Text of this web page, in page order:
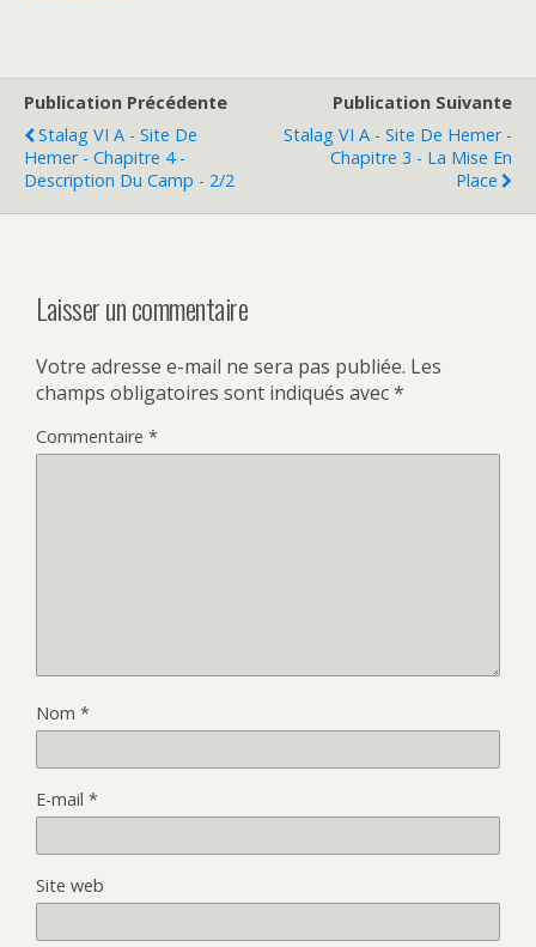
Publication Précédente
Stalag VI A - Site De
Hemer - Chapitre 4 -
Description Du Camp - 2/2
Publication Suivante
Stalag VI A - Site De Hemer -
Chapitre 3 - La Mise En
Place
Laisser un commentaire
Votre adresse e-mail ne sera pas publiée. Les
champs obligatoires sont indiqués avec*
Commentaire *
Nom *
E-mail *
Site web